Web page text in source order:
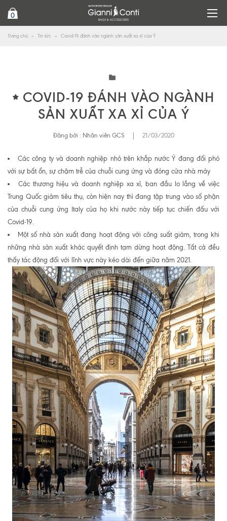
0
Trang chủ Tin tức Covid-19 đánh vào ngành sản xuất xa xỉ của Ý
COVID-19 ĐÁNH VÀO NGÀNH
SẢN XUẤT XA XỈ CỦA Ý
Đăng bởi : Nhân viên GCS 21/03/2020
Các công ty và doanh nghiệp nhỏ trên khắp nước Ý đang đối phó
với sự bất ổn, sự chậm trễ của chuỗi cung ứng và đóng cửa nhà máy
Các thương hiệu và doanh nghiệp xa xỉ, ban đầu lo lắng về việc
Trung Quốc giảm tiêu thụ, còn hiện nay thì đang tập trung vào số phận
của chuỗi cung ứng Italy của họ khi nước này tiếp tục chiến đấu với
Covid-19.
Một số nhà sản xuất đang hoạt động với công suất giảm, trong khi
những nhà sản xuất khác quyết định tạm dừng hoạt động. Tất cả đều
thấy tác động đối với lĩnh vực này kéo dài đến giữa năm 2021.